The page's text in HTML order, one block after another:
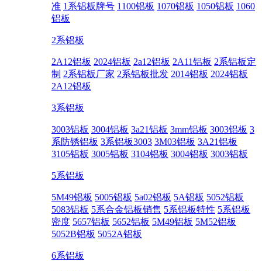
准 1系铝板牌号 1100铝板 1070铝板 1050铝板 1060
铝板
2系铝板
2A12铝板 2024铝板 2a12铝板 2A11铝板 2系铝板定
制 2系铝板厂家 2系铝板批发 2014铝板 2024铝板
2A12铝板
3系铝板
3003铝板 3004铝板 3a21铝板 3mm铝板 3003铝板 3
系防锈铝板 3系铝板3003 3M03铝板 3A21铝板
3105铝板 3005铝板 3104铝板 3004铝板 3003铝板
5系铝板
5M49铝板 5005铝板 5a02铝板 5A铝板 5052铝板
5083铝板 5系合金铝板销售 5系铝板特性 5系铝板
密度 5657铝板 5652铝板 5M49铝板 5M52铝板
5052B铝板 5052A铝板
6系铝板